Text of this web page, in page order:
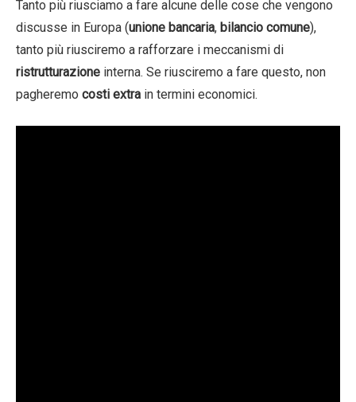
Tanto più riusciamo a fare alcune delle cose che vengono
discusse in Europa (unione bancaria, bilancio comune),
tanto più riusciremo a rafforzare i meccanismi di
ristrutturazione interna. Se riusciremo a fare questo, non
pagheremo costi extra in termini economici.